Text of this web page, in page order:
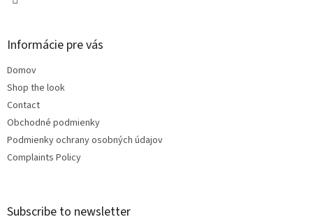
Informácie pre vás
Domov
Shop the look
Contact
Obchodné podmienky
Podmienky ochrany osobných údajov
Complaints Policy
Subscribe to newsletter